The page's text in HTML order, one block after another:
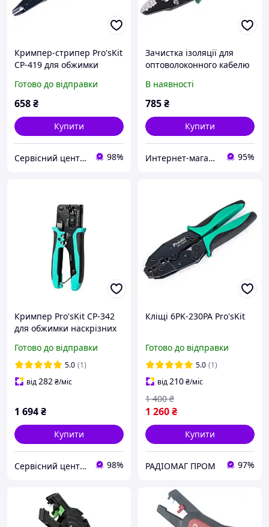
Кримпер-стрипер Pro'sKit
CP-419 для обжимки
неізольованих проводів
0,3-2 мм/0.5-5.5 мм
Готово до відправки
658₴
Купити
Сервісний центр Екран 98%
Зачистка ізоляції для
оптоволоконного кабелю
В наявності
785₴
Купити
Интернет-магазин "RADIOMART" 95%
Кримпер Pro'sKit CP-342
для обжимки наскрізних
роз'ємів, конекторів 8P8C
(RJ-45)
Готово до відправки
5.0 (1)
від282₴/міс
1 694₴
Купити
Сервісний центр Екран 98%
Кліщі 6PK-230PA Pro'sKit
Готово до відправки
5.0 (1)
від210₴/міс
1 260₴
1 400 ₴
Купити
РАДІОМАГ ПРОМ 97%